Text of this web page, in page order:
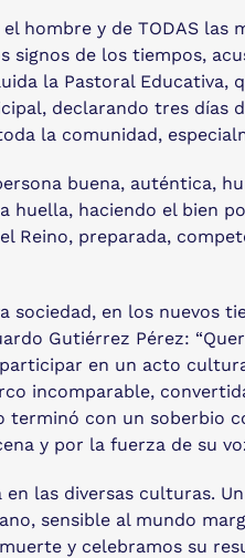
hombre y de TODAS las
de los tiempos,
la Pastoral Educativa,
declarando tres días
la comunidad,
buena, auténtica,
haciendo el bien
Reino, preparada,
en los nuevos
Gutiérrez Pérez:
en un acto
incomparable,
con un soberbio
y por la fuerza de su
las diversas culturas.
sensible al mundo
y celebramos su